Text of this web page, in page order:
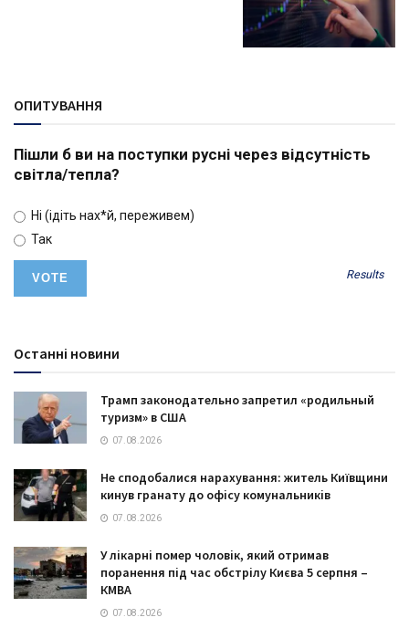
ОПИТУВАННЯ
Пішли б ви на поступки русні через відсутність
світла/тепла?
Ні (ідіть нах*й, переживем)
Так
Results
Останні новини
Трамп законодательно запретил «родильный
туризм» в США
07.08.2026
Не сподобалися нарахування: житель Київщини
кинув гранату до офісу комунальників
07.08.2026
У лікарні помер чоловік, який отримав
поранення під час обстрілу Києва 5 серпня –
КМВА
07.08.2026